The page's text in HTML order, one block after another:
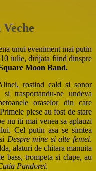
unui eveniment mai putin
iulie, dirijata fiind dinspre
Moon Band.
rostind cald si sonor
si trasportandu-ne undeva
oraselor din care
piese au fost de stare
nu iti mai venea sa aplauzi
Cel putin asa se simtea
Despre mine si alte femei.
alaturi de chitara manuita
bass, trompeta si clape, au
Pandorei.